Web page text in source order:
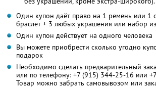
Один купон даёт право на 1 ремень или 1
браслет + 3 любых украшения или набор
Один купон действует на одного человека
Вы можете приобрести сколько угодно
подарок
Необходимо сделать предварительный
или по телефону: +7 (915) 344-25-16 или
Товар можно забрать самовывозом или